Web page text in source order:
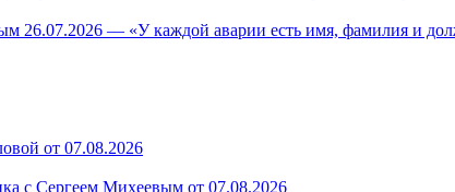
26.07.2026 — «У каждой аварии есть имя, фамилия и
от 07.08.2026
с Сергеем Михеевым от 07.08.2026